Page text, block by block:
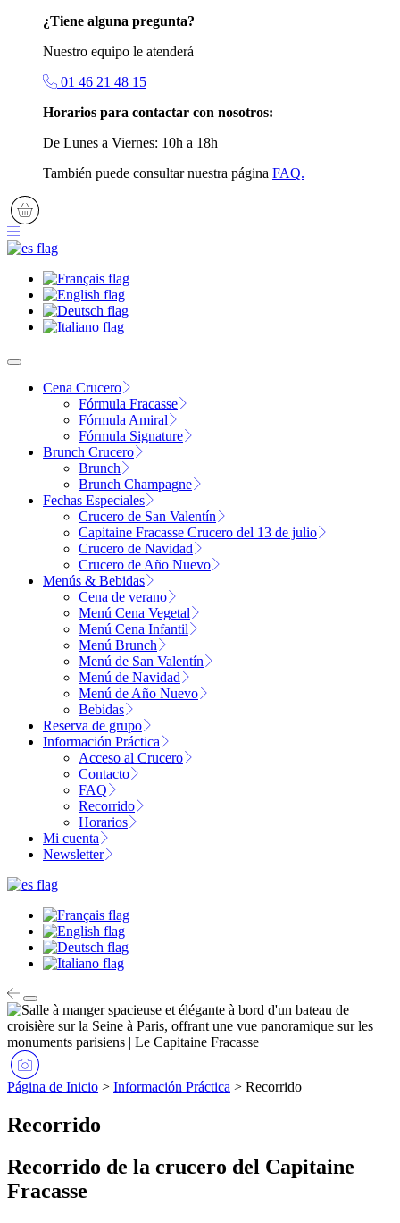
¿Tiene alguna pregunta?
Nuestro equipo le atenderá
01 46 21 48 15
Horarios para contactar con nosotros:
De Lunes a Viernes: 10h a 18h
También puede consultar nuestra página FAQ.
Cena Crucero
Fórmula Fracasse
Fórmula Amiral
Fórmula Signature
Brunch Crucero
Brunch
Brunch Champagne
Fechas Especiales
Crucero de San Valentín
Capitaine Fracasse Crucero del 13 de julio
Crucero de Navidad
Crucero de Año Nuevo
Menús & Bebidas
Cena de verano
Menú Cena Vegetal
Menú Cena Infantil
Menú Brunch
Menú de San Valentín
Menú de Navidad
Menú de Año Nuevo
Bebidas
Reserva de grupo
Información Práctica
Acceso al Crucero
Contacto
FAQ
Recorrido
Horarios
Mi cuenta
Newsletter
Página de Inicio > Información Práctica > Recorrido
Recorrido
Recorrido de la crucero del Capitaine
Fracasse